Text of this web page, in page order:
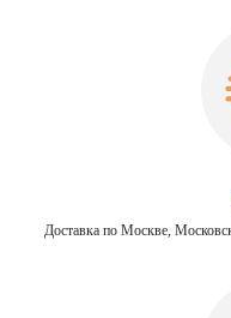
Доставка по Москве,